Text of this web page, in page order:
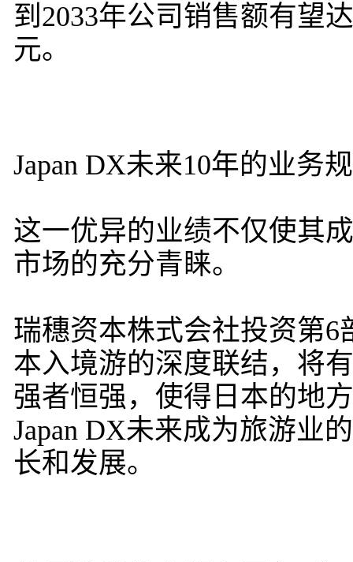
到2033年公司销售额有望
元。
Japan DX未来10年的业务
这一优异的业绩不仅使其
市场的充分青睐。
瑞穗资本株式会社投资第6
本入境游的深度联结，将
强者恒强，使得日本的地
Japan DX未来成为旅游业
长和发展。